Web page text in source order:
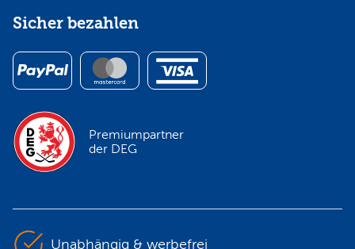
Sicher bezahlen
Premiumpartner
der DEG
Unabhängig & werbefrei